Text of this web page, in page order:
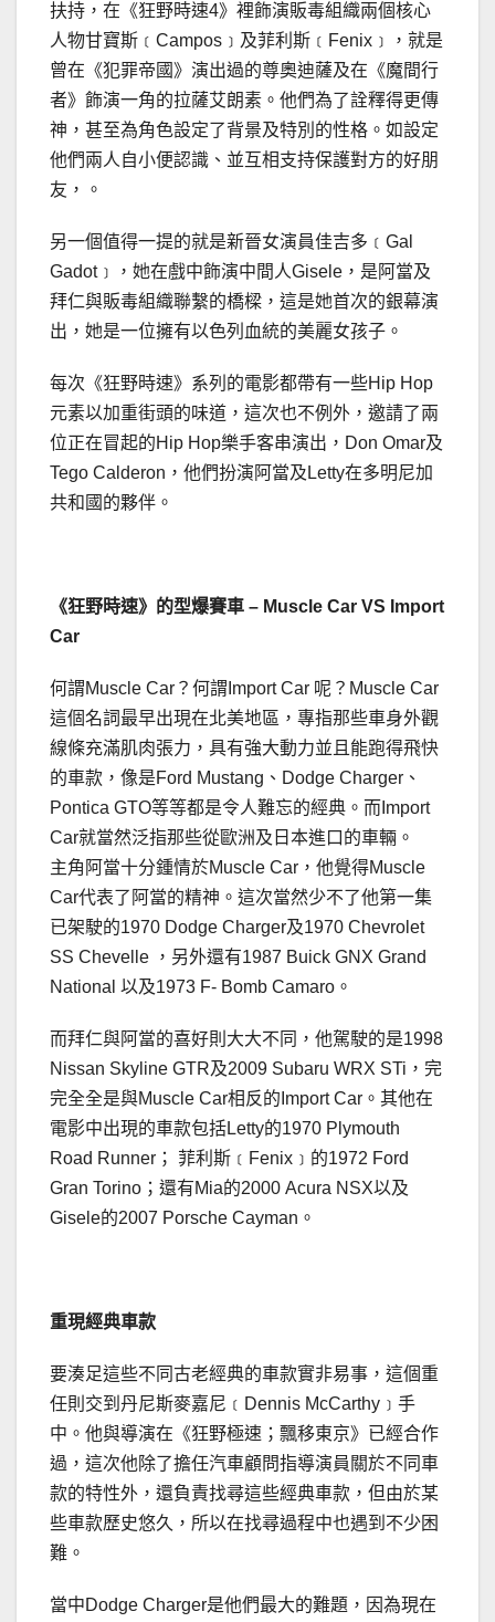
扶持，在《狂野時速4》裡飾演販毒組織兩個核心
人物甘寶斯﹝Campos﹞及菲利斯﹝Fenix﹞，就是
曾在《犯罪帝國》演出過的尊奧迪薩及在《魔間行
者》飾演一角的拉薩艾朗素。他們為了詮釋得更傳
神，甚至為角色設定了背景及特別的性格。如設定
他們兩人自小便認識、並互相支持保護對方的好朋
友，。
另一個值得一提的就是新晉女演員佳吉多﹝Gal
Gadot﹞，她在戲中飾演中間人Gisele，是阿當及
拜仁與販毒組織聯繫的橋樑，這是她首次的銀幕演
出，她是一位擁有以色列血統的美麗女孩子。
每次《狂野時速》系列的電影都帶有一些Hip Hop
元素以加重街頭的味道，這次也不例外，邀請了兩
位正在冒起的Hip Hop樂手客串演出，Don Omar及
Tego Calderon，他們扮演阿當及Letty在多明尼加
共和國的夥伴。
《狂野時速》的型爆賽車 – Muscle Car VS Import
Car
何謂Muscle Car？何謂Import Car 呢？Muscle Car
這個名詞最早出現在北美地區，專指那些車身外觀
線條充滿肌肉張力，具有強大動力並且能跑得飛快
的車款，像是Ford Mustang、Dodge Charger、
Pontica GTO等等都是令人難忘的經典。而Import
Car就當然泛指那些從歐洲及日本進口的車輛。
主角阿當十分鍾情於Muscle Car，他覺得Muscle
Car代表了阿當的精神。這次當然少不了他第一集
已架駛的1970 Dodge Charger及1970 Chevrolet
SS Chevelle ，另外還有1987 Buick GNX Grand
National 以及1973 F- Bomb Camaro。
而拜仁與阿當的喜好則大大不同，他駕駛的是1998
Nissan Skyline GTR及2009 Subaru WRX STi，完
完全全是與Muscle Car相反的Import Car。其他在
電影中出現的車款包括Letty的1970 Plymouth
Road Runner； 菲利斯﹝Fenix﹞的1972 Ford
Gran Torino；還有Mia的2000 Acura NSX以及
Gisele的2007 Porsche Cayman。
重現經典車款
要湊足這些不同古老經典的車款實非易事，這個重
任則交到丹尼斯麥嘉尼﹝Dennis McCarthy﹞手
中。他與導演在《狂野極速；飄移東京》已經合作
過，這次他除了擔任汽車顧問指導演員關於不同車
款的特性外，還負責找尋這些經典車款，但由於某
些車款歷史悠久，所以在找尋過程中也遇到不少困
難。
當中Dodge Charger是他們最大的難題，因為現在